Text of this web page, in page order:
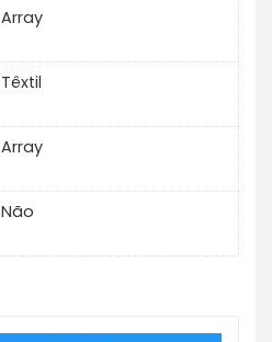
Array
Têxtil
Array
Não